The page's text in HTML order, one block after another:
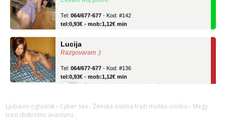
tel:0,93€ - mob:1,12€ min
Razgovaram :)
tel:0,93€ - mob:1,12€ min
Obavijesti me kada se oslobodi
Razgovaram :)
Ljubavni oglasnik › Cyber sex › Ženska osoba traži mušku osobu › Megy
trazi diskretnu avanturu..